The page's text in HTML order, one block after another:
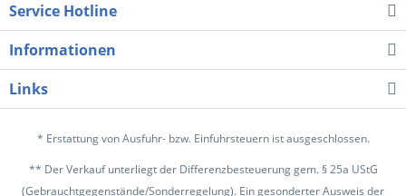
Service Hotline
Informationen
Links
* Erstattung von Ausfuhr- bzw. Einfuhrsteuern ist ausgeschlossen.
** Der Verkauf unterliegt der Differenzbesteuerung gem. § 25a UStG
(Gebrauchtgegenstände/Sonderregelung). Ein gesonderter Ausweis der